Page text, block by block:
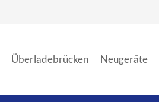
Überladebrücken Neugeräte